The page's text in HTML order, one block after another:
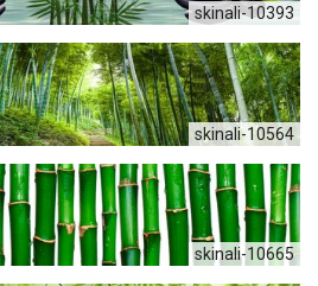
skinali-10393
skinali-10564
skinali-10665